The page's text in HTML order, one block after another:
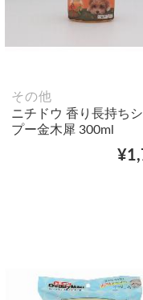
その他
ニチドウ 香り長持ち
プー金木犀 300ml